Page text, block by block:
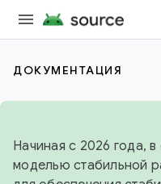
ДОКУМЕНТАЦИЯ
Начиная с 2026 года,
моделью стабильной